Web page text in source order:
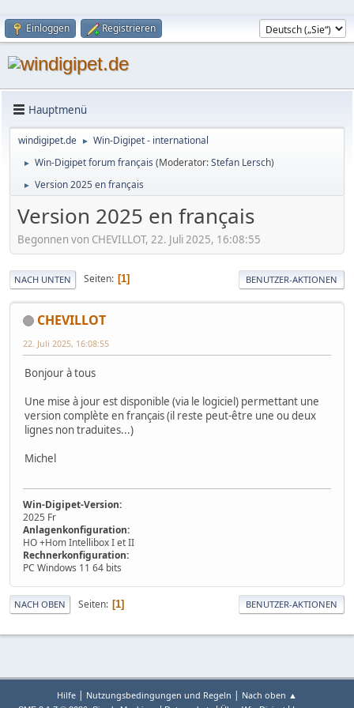
Einloggen Registrieren
Hauptmenü
windigipet.de ► Win-Digipet - international
► Win-Digipet forum français (Moderator:Stefan Lersch)
► Version 2025 en français
Version 2025 en français
Begonnen von CHEVILLOT, 22. Juli 2025, 16:08:55
NACH UNTEN Seiten 1 BENUTZER-AKTIONEN
CHEVILLOT
22. Juli 2025, 16:08:55
Bonjour à tous
Une mise à jour est disponible (via le logiciel) permettant une
version complète en français (il reste peut-être une ou deux
lignes non traduites...)
Michel
Win-Digipet-Version:
2025 Fr
Anlagenkonfiguration:
HO +Hom Intellibox I et II
Rechnerkonfiguration:
PC Windows 11 64 bits
NACH OBEN Seiten 1 BENUTZER-AKTIONEN
Hilfe Nutzungsbedingungen und Regeln Nach oben ▲